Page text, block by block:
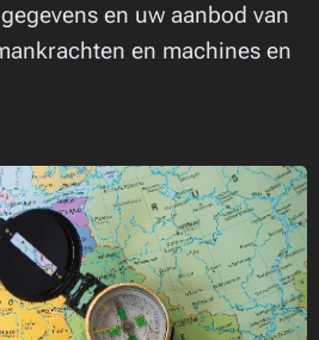
en uw aanbod van
en machines en